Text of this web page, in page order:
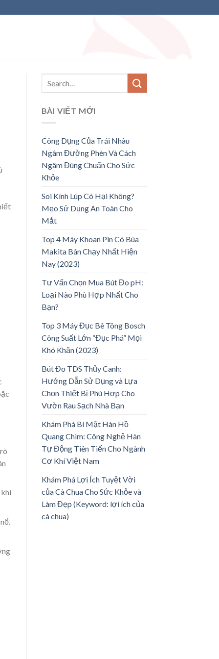
BÀI VIẾT MỚI
Công Dụng Của Trái Nhàu
Ngâm Đường Phèn Và Cách
Ngâm Đúng Chuẩn Cho Sức
Khỏe
Soi Kính Lúp Có Hại Không?
Mẹo Sử Dụng An Toàn Cho
Mắt
Top 4 Máy Khoan Pin Có Búa
Makita Bán Chạy Nhất Hiện
Nay (2023)
Tư Vấn Chọn Mua Bút Đo pH:
Loại Nào Phù Hợp Nhất Cho
Bạn?
Top 3 Máy Đục Bê Tông Bosch
Công Suất Lớn “Đục Phá” Mọi
Khó Khăn (2023)
Bút Đo TDS Thủy Canh:
Hướng Dẫn Sử Dụng và Lựa
Chọn Thiết Bị Phù Hợp Cho
Vườn Rau Sạch Nhà Bạn
Khám Phá Bí Mật Hàn Hồ
Quang Chìm: Công Nghệ Hàn
Tự Động Tiên Tiến Cho Ngành
Cơ Khí Việt Nam
Khám Phá Lợi Ích Tuyệt Vời
của Cà Chua Cho Sức Khỏe và
Làm Đẹp (Keyword: lợi ích của
cà chua)